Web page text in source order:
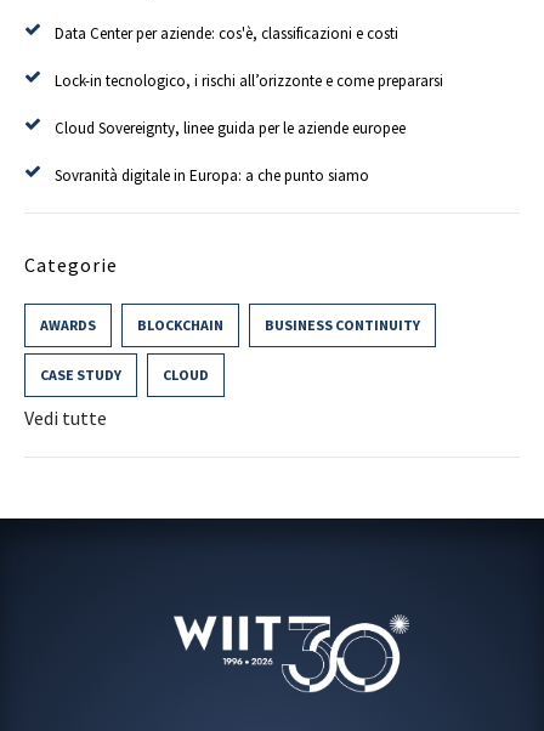
Data Center per aziende: cos'è, classificazioni e costi
Lock-in tecnologico, i rischi all’orizzonte e come prepararsi
Cloud Sovereignty, linee guida per le aziende europee
Sovranità digitale in Europa: a che punto siamo
Categorie
AWARDS BLOCKCHAIN BUSINESS CONTINUITY
CASE STUDY CLOUD
Vedi tutte